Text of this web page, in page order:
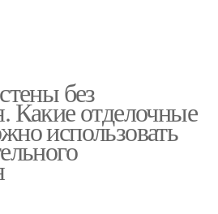
без
Какие отделочные
использовать